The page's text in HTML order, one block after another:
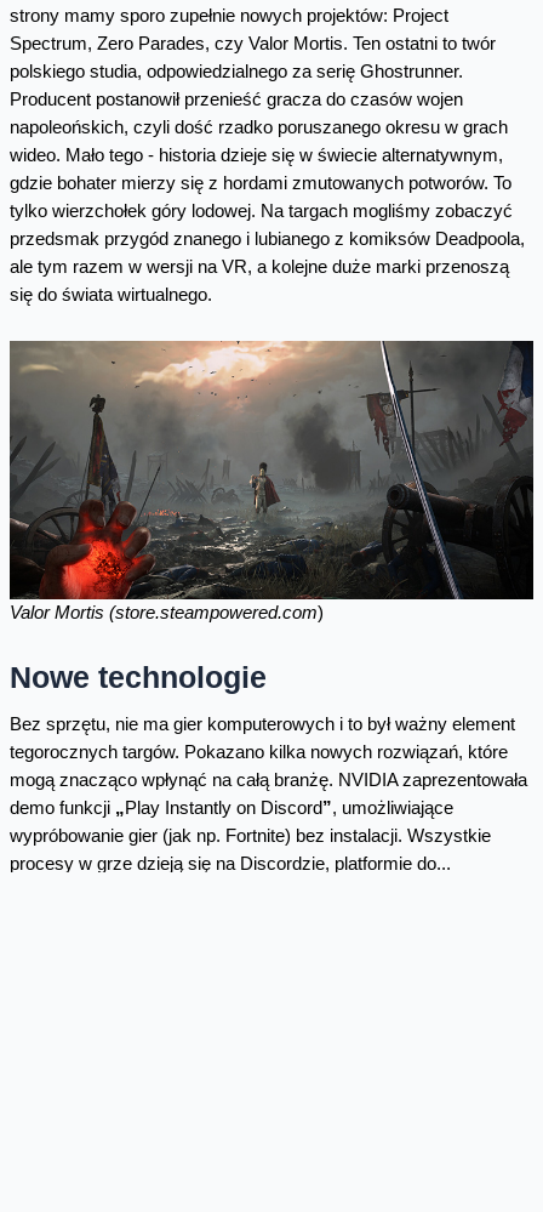
strony mamy sporo zupełnie nowych projektów: Project
Spectrum, Zero Parades, czy Valor Mortis. Ten ostatni to twór
polskiego studia, odpowiedzialnego za serię Ghostrunner.
Producent postanowił przenieść gracza do czasów wojen
napoleońskich, czyli dość rzadko poruszanego okresu w grach
wideo. Mało tego - historia dzieje się w świecie alternatywnym,
gdzie bohater mierzy się z hordami zmutowanych potworów. To
tylko wierzchołek góry lodowej. Na targach mogliśmy zobaczyć
przedsmak przygód znanego i lubianego z komiksów Deadpoola,
ale tym razem w wersji na VR, a kolejne duże marki przenoszą
się do świata wirtualnego.
Valor Mortis (store.steampowered.com)
Nowe technologie
Bez sprzętu, nie ma gier komputerowych i to był ważny element
tegorocznych targów. Pokazano kilka nowych rozwiązań, które
mogą znacząco wpłynąć na całą branżę. NVIDIA zaprezentowała
demo funkcji „Play Instantly on Discord”, umożliwiające
wypróbowanie gier (jak np. Fortnite) bez instalacji. Wszystkie
procesy w grze dzieją się na Discordzie, platformie do...